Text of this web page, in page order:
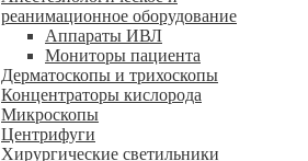
реанимационное оборудование
Аппараты ИВЛ
Мониторы пациента
Дерматоскопы и трихоскопы
Концентраторы кислорода
Микроскопы
Центрифуги
Xирургические светильники